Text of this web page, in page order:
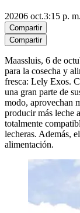
20206 oct.3:15 p. m.
Compartir
Compartir
Maassluis, 6 de
para la cosecha y
fresca: Lely Exos.
una gran parte de
modo, aprovechan
producir más leche
totalmente
lecheras. Además,
alimentación.